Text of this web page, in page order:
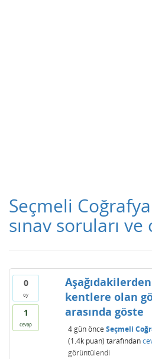
Seçmeli
sınav soruları ve
0
oy
1
cevap
kentlere olan
arasında göste
4 günönce Seçmeli
(1.4kpuan) tarafından
görüntülendi